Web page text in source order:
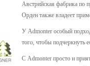
Австрийская фабрика по
Орден также владеет
У Admonter особый
того, чтобы подчеркнуть
С Admonter просто и